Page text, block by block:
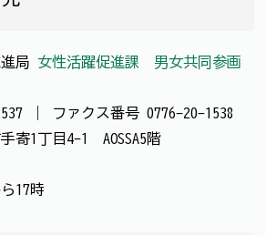
局 女性活躍促進課 男女共同参画
ファクス番号 0776-20-1538
寄1丁目4-1 AOSSA5階
17時